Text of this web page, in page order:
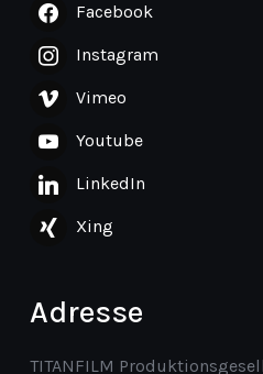
Facebook
Instagram
Vimeo
Youtube
LinkedIn
Xing
Adresse
TITANFILM